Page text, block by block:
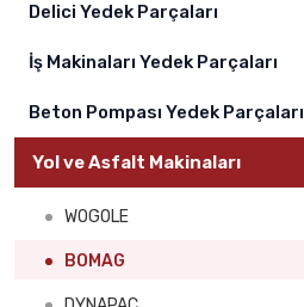
Delici Yedek Parçaları
ATLAS COPCO
SANDVİK
FURUKAWA
İş Makinaları Yedek Parçaları
Cat
Komatsu
Volvo
Hıtachi
Sumitomo
Beton Pompası Yedek Parçaları
CIFA
ELBA
SCHWİNG
JUNJIN
Yol ve Asfalt Makinaları
WOGOLE
BOMAG